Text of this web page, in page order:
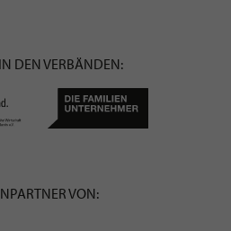
DEN VERBÄNDEN:
VON: